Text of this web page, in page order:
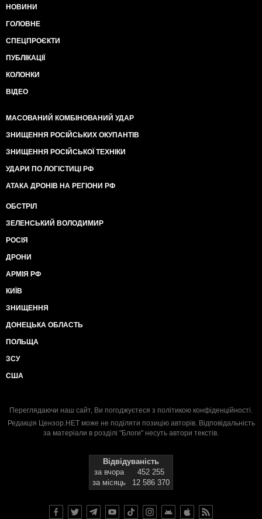
НОВИНИ
ГОЛОВНЕ
СПЕЦПРОЄКТИ
ПУБЛІКАЦІЇ
КОЛОНКИ
ВІДЕО
МАСОВАНИЙ КОМБІНОВАНИЙ УДАР
ЗНИЩЕННЯ РОСІЙСЬКИХ ОКУПАНТІВ
ЗНИЩЕННЯ РОСІЙСЬКОЇ ТЕХНІКИ
УДАРИ ПО ЛОГІСТИЦІ РФ
АТАКА ДРОНІВ НА РЕГІОНИ РФ
ОБСТРІЛ
ЗЕЛЕНСЬКИЙ ВОЛОДИМИР
РОСІЯ
ДРОНИ
АРМІЯ РФ
КИЇВ
ЗНИЩЕННЯ
ДОНЕЦЬКА ОБЛАСТЬ
ПОЛЬЩА
ЗСУ
США
Переглядаючи наш сайт, Ви погоджуєтеся з політикою конфіденційності.
Редакція Цензор.НЕТ може не поділяти позицію авторів. Відповідальність
за матеріали в розділі "Блоги" несуть автори текстів.
Відвідуваність
за вчора
452 255
за місяць
12 586 370